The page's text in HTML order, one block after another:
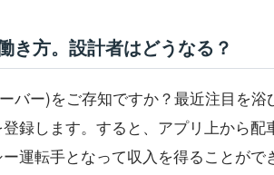
き方。設計者はどうなる？
バー)をご存知ですか？最近注目を
録します。すると、アプリ上から
運転手となって収入を得ることがで